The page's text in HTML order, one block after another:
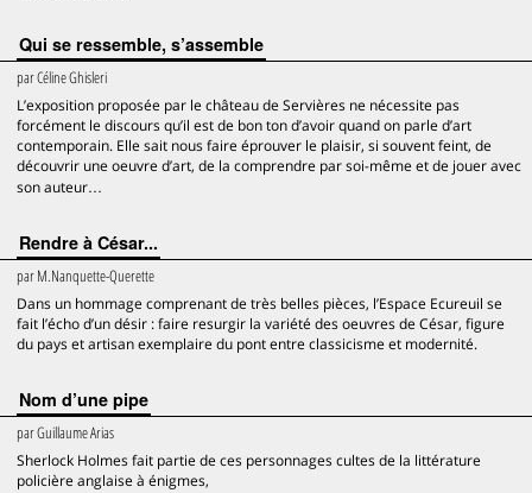
Qui se ressemble, s’assemble
parCéline Ghisleri
L’exposition proposée par le château de Servières ne nécessite pas
forcément le discours qu’il est de bon ton d’avoir quand on parle d’art
contemporain. Elle sait nous faire éprouver le plaisir, si souvent feint, de
découvrir une oeuvre d’art, de la comprendre par soi-même et de jouer avec
son auteur…
Rendre à César...
parM.Nanquette-Querette
Dans un hommage comprenant de très belles pièces, l’Espace Ecureuil se
fait l’écho d’un désir : faire resurgir la variété des oeuvres de César, figure
du pays et artisan exemplaire du pont entre classicisme et modernité.
Nom d’une pipe
parGuillaume Arias
Sherlock Holmes fait partie de ces personnages cultes de la littérature
policière anglaise à énigmes,